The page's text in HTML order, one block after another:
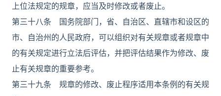
上位法规定的规章，应当及时修改或者废止。
第三十八条 国务院部门，省、自治区、直辖市和设区的
市、自治州的人民政府，可以组织对有关规章或者规章中
的有关规定进行立法后评估，并把评估结果作为修改、废
止有关规章的重要参考。
第三十九条 规章的修改、废止程序适用本条例的有关规